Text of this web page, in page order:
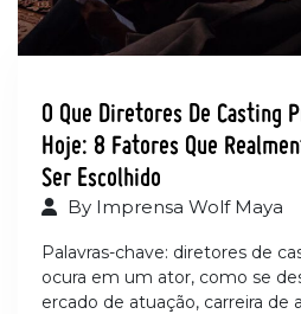
O Que Diretores De
Hoje: 8 Fatores Que
Ser Escolhido
By Imprensa Wolf Maya
Palavras-chave: diretores de
ocura em um ator, como se
ercado de atuação, carreira de